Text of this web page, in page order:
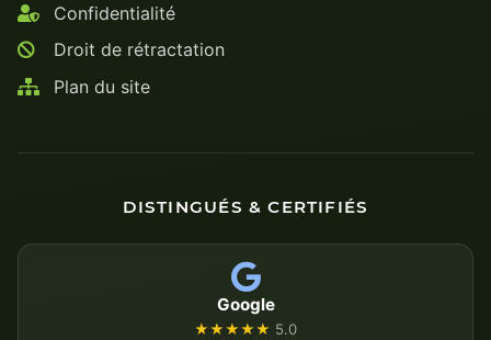
Confidentialité
Droit de rétractation
Plan du site
DISTINGUÉS & CERTIFIÉS
Google
★★★★★ 5.0